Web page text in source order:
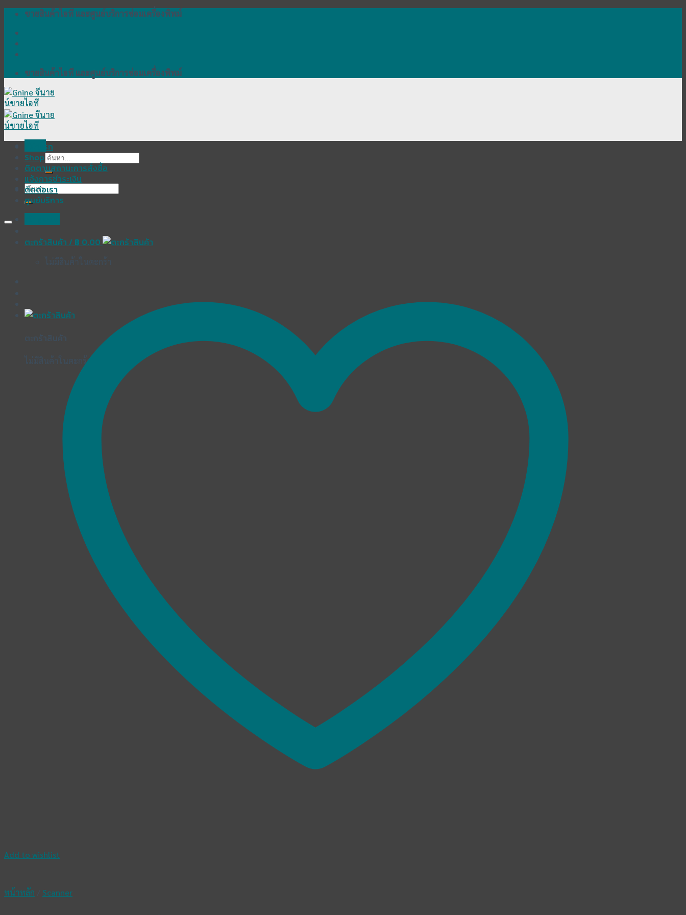
Skip
content
ขายสินค้าไอที และศูนย์บริการซ่อมเครื่องพิพม์
ขายสินค้าไอที และศูนย์บริการซ่อมเครื่องพิพม์
ค้นหา:
ค้นหา:
ตะกร้าสินค้า / ฿ 0.00
ไม่มีสินค้าในตะกร้า
ตะกร้าสินค้า
ไม่มีสินค้าในตะกร้า
หน้าแรก
Shop
ติดตามสถานะการสั่งซื้อ
แจ้งการชำระเงิน
ติดต่อเรา
ศูนย์บริการ
Add to wishlist
หน้าหลัก Scanner